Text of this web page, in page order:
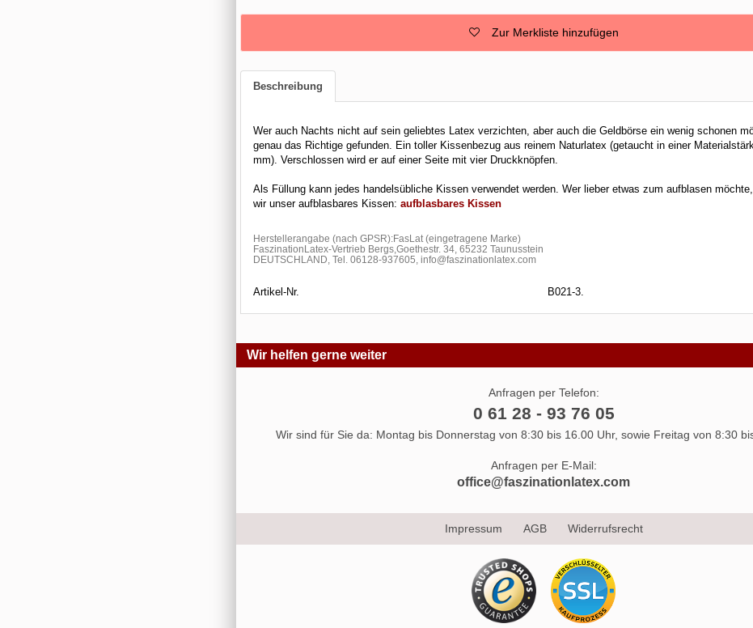
Zur Merkliste hinzufügen
Beschreibung
Wer auch Nachts nicht auf sein geliebtes Latex verzichten, aber auch die Geldbörse ein wenig schonen
genau das Richtige gefunden. Ein toller Kissenbezug aus reinem Naturlatex (getaucht in einer
mm). Verschlossen wird er auf einer Seite mit vier Druckknöpfen.
Als Füllung kann jedes handelsübliche Kissen verwendet werden. Wer lieber etwas zum aufblasen
wir unser aufblasbares Kissen: aufblasbares Kissen
Herstellerangabe (nach GPSR):FasLat (eingetragene Marke)
FaszinationLatex-Vertrieb Bergs,Goethestr. 34, 65232 Taunusstein
DEUTSCHLAND, Tel. 06128-937605, info@faszinationlatex.com
Artikel-Nr. B021-3.
Wir helfen gerne weiter
Anfragen per Telefon:
0 61 28 - 93 76 05
Wir sind für Sie da: Montag bis Donnerstag von 8:30 bis 16.00 Uhr, sowie Freitag von 8:30
Anfragen per E-Mail:
office@faszinationlatex.com
Impressum AGB Widerrufsrecht